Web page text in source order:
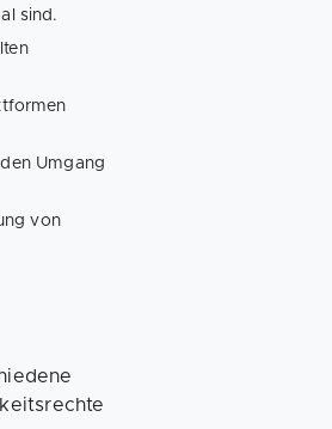
sind.
Umgang
von